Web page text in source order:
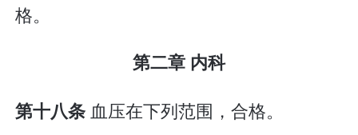
格。
第二章 内科
第十八条 血压在下列范围，合格。